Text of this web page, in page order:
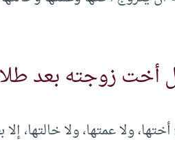
أخت زوجته بعد
ولا عمتها، ولا خالتها،